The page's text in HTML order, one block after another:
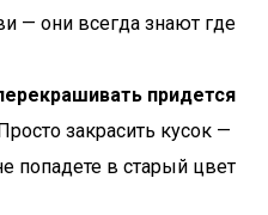
— они всегда знают где
придется
закрасить кусок —
попадете в старый цвет